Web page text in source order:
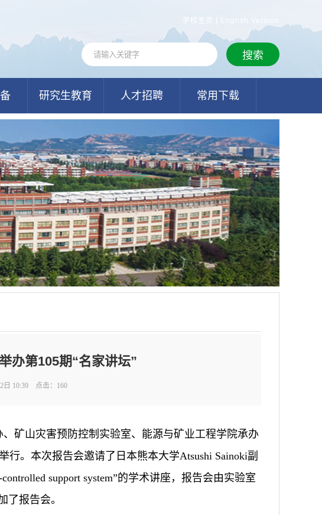
学校主页 English Version
研究生教育 人才招聘 常用下载
办第105期“名家讲坛”
日 10:39 点击： 160
矿山灾害预防控制实验室、能源与矿业工程学院承办
行。本次报告会邀请了日本熊本大学Atsushi Sainoki副
support system”的学术讲座，报告会由实验室
了报告会。